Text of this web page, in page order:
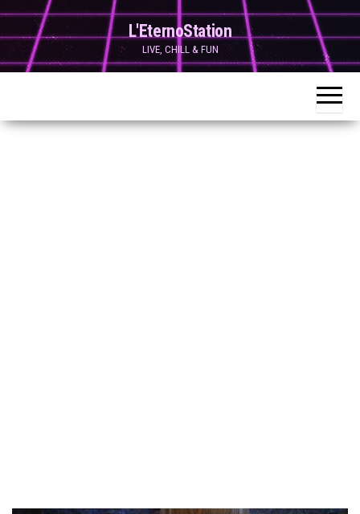
Skip
to
content
L'EternoStation
LIVE, CHILL & FUN